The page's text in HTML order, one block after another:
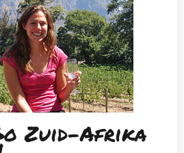
Zuid-Afrika